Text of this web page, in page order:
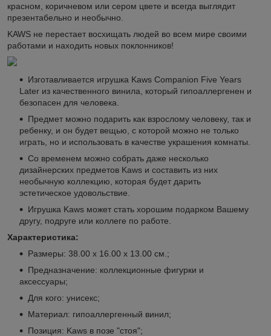
красном, коричневом или сером цвете и всегда выглядит
презентабельно и необычно.
KAWS не перестает восхищать людей во всем мире своими
работами и находить новых поклонников!
Изготавливается игрушка Kaws Companion Five Years
Later из качественного винила, который гипоаллергенен и
безопасен для человека.
Предмет можно подарить как взрослому человеку, так и
ребенку, и он будет вещью, с которой можно не только
играть, но и использовать в качестве украшения комнаты.
Со временем можно собрать даже несколько
дизайнерских предметов Kaws и составить из них
необычную коллекцию, которая будет дарить
эстетическое удовольствие.
Игрушка Kaws может стать хорошим подарком Вашему
другу, подруге или коллеге по работе.
Характеристика:
Размеры: 38.00 х 16.00 х 13.00 см.;
Предназначение: коллекционные фигурки и
аксессуары;
Для кого: унисекс;
Материал: гипоаллергенный винил;
Позиция: Kaws в позе "стоя";